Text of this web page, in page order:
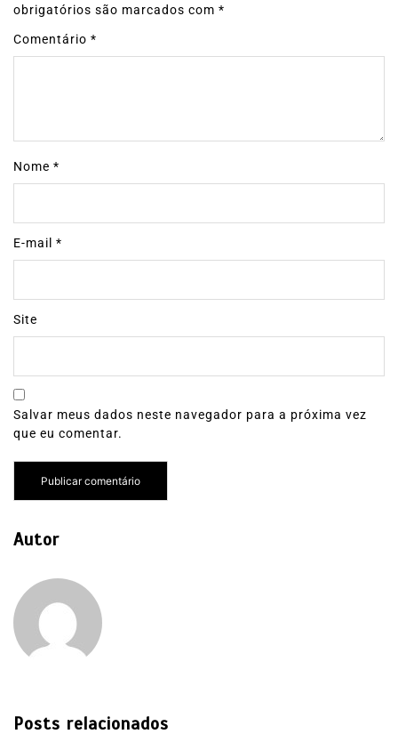
obrigatórios são marcados com *
Comentário *
Nome *
E-mail *
Site
Salvar meus dados neste navegador para a próxima vez
que eu comentar.
Autor
Posts relacionados